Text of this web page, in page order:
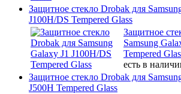
Защитное стекло Drobak для
J100H/DS Tempered Glass
Защитное
Samsung
Tempered
есть в
Защитное стекло Drobak для
J500H Tempered Glass